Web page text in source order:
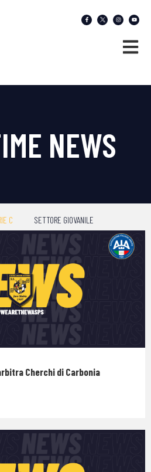
NEWS
C SETTORE GIOVANILE
Cherchi di Carbonia